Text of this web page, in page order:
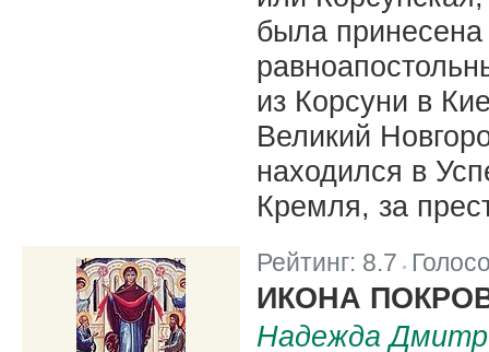
была
из Корсуни в
Великий
находился в
Кремля, за
Рейтинг: 8.7
ИКОНА
Надежда